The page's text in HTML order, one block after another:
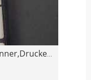
HP Deskjet F2180 3in1 Scanner,Drucker, Kopiergerät